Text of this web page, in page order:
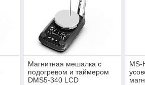
Магнитная мешалка с
подогревом и таймером
DMS5-340 LCD